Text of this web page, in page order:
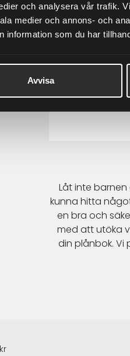
och analysera vår trafik.
medier och annons- och
information som du har
Avvisa
Ronny Barnväst
Låt inte
kunna hitta
en bra och
med att utöka
din plånbok. Vi